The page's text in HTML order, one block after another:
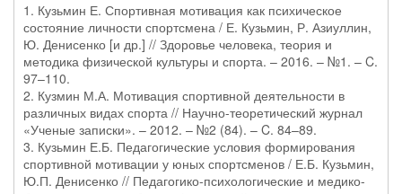
1. Кузьмин Е. Спортивная мотивация как психическое
состояние личности спортсмена / Е. Кузьмин, Р. Азиуллин,
Ю. Денисенко [и др.] // Здоровье человека, теория и
методика физической культуры и спорта. – 2016. – №1. – C.
97–110.
2. Кузмин М.А. Мотивация спортивной деятельности в
различных видах спорта // Научно-теоретический журнал
«Ученые записки». – 2012. – №2 (84). – C. 84–89.
3. Кузьмин Е.Б. Педагогические условия формирования
спортивной мотивации у юных спортсменов / Е.Б. Кузьмин,
Ю.П. Денисенко // Педагогико-психологические и медико-